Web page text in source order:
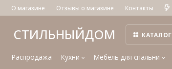
О магазине Отзывы о магазине Контакты
СТИЛЬНЫЙДОМ КАТАЛОГ
Распродажа Кухни Мебель для спальни